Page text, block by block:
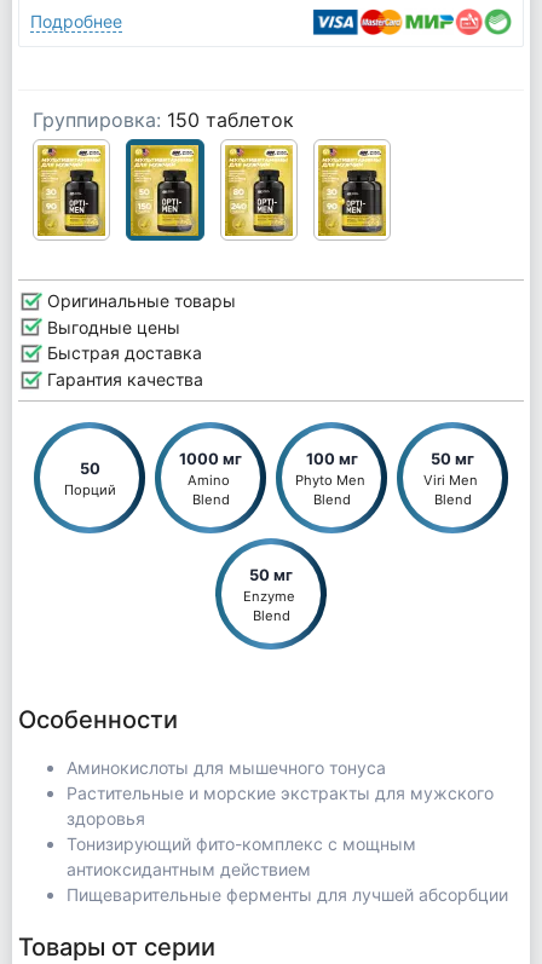
Подробнее
Группировка: 150 таблеток
Оригинальные товары
Выгодные цены
Быстрая доставка
Гарантия качества
50
Порций
1000 мг
Amino
Blend
100 мг
Phyto Men
Blend
50 мг
Viri Men
Blend
50 мг
Enzyme
Blend
Особенности
Аминокислоты для мышечного тонуса
Растительные и морские экстракты для мужского
здоровья
Тонизирующий фито-комплекс с мощным
антиоксидантным действием
Пищеварительные ферменты для лучшей абсорбции
Товары от серии